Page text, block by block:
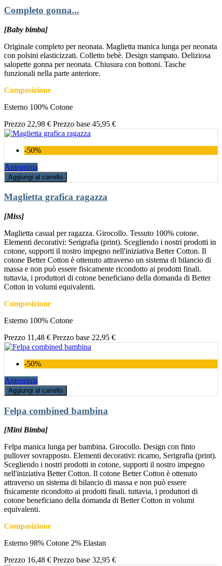
Completo gonna...
[Baby bimba]
Originale completo per neonata. Maglietta manica lunga per neonata
con polsini elasticizzati. Colletto bebè. Design stampato. Deliziosa
salopette gonna per neonata. Chiusura con bottoni. Tasche
funzionali nella parte anteriore.
Composizione
Esterno 100% Cotone
Prezzo 22,98 € Prezzo base 45,95 €
-50%
Anteprima
Aggiungi al carrello
Maglietta grafica ragazza
[Miss]
Maglietta casual per ragazza. Girocollo. Tessuto 100% cotone.
Elementi decorativi: Serigrafia (print). Scegliendo i nostri prodotti in
cotone, supporti il nostro impegno nell'iniziativa Better Cotton. Il
cotone Better Cotton è ottenuto attraverso un sistema di bilancio di
massa e non può essere fisicamente ricondotto ai prodotti finali.
tuttavia, i produttori di cotone beneficiano della domanda di Better
Cotton in volumi equivalenti.
Composizione
Esterno 100% Cotone
Prezzo 11,48 € Prezzo base 22,95 €
-50%
Anteprima
Aggiungi al carrello
Felpa combined bambina
[Mini Bimba]
Felpa manica lunga per bambina. Girocollo. Design con finto
pullover sovrapposto. Elementi decorativi: ricamo, Serigrafia (print).
Scegliendo i nostri prodotti in cotone, supporti il nostro impegno
nell'iniziativa Better Cotton. Il cotone Better Cotton è ottenuto
attraverso un sistema di bilancio di massa e non può essere
fisicamente ricondotto ai prodotti finali. tuttavia, i produttori di
cotone beneficiano della domanda di Better Cotton in volumi
equivalenti.
Composizione
Esterno 98% Cotone 2% Elastan
Prezzo 16,48 € Prezzo base 32,95 €